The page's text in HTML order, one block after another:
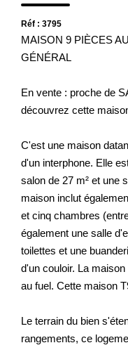
Réf : 3795
MAISON 9 PIÈCES
GÉNÉRAL
En vente : proche de
découvrez cette
C'est une maison
d'un interphone. Elle
salon de 27 m² et une
maison inclut
et cinq chambres
également une salle
toilettes et une
d'un couloir. La
au fuel. Cette maison
Le terrain du bien
rangements, ce